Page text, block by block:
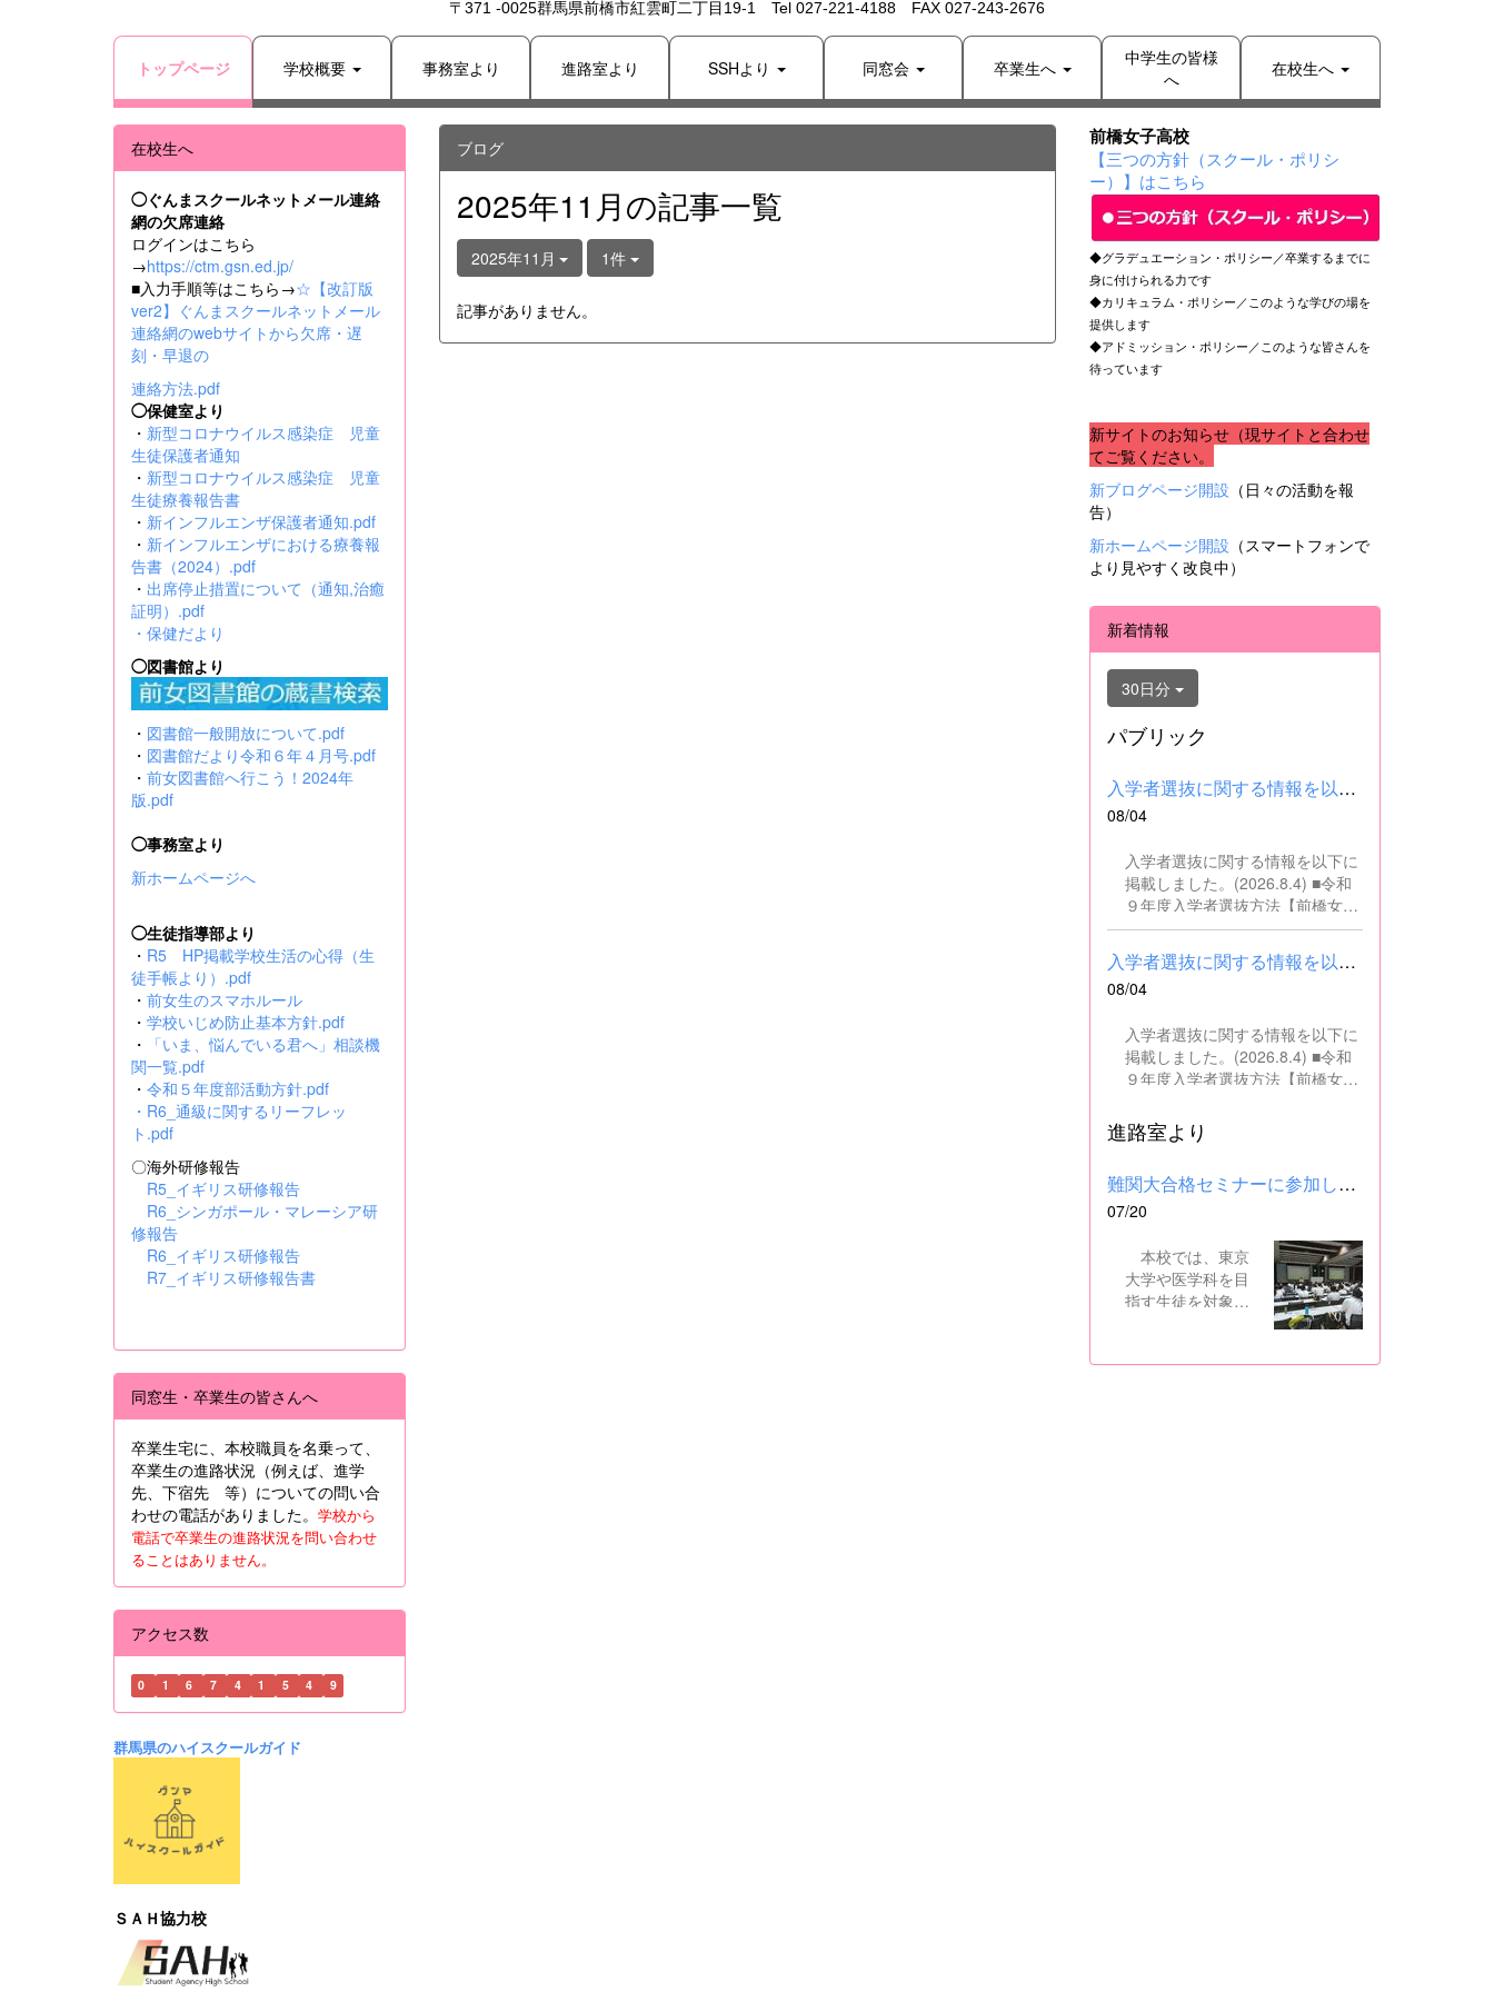
〒371 -0025群馬県前橋市紅雲町二丁目19-1 Tel 027-221-4188 FAX 027-243-2676
トップページ 学校概要 事務室より 進路室より SSHより 同窓会 卒業生へ
中学生の皆様
へ
在校生へ
ブログ
2025年11月の記事一覧
2025年11月 1件
記事がありません。
在校生へ
◯ぐんまスクールネットメール連絡
網の欠席連絡
ログインはこちら
→https://ctm.gsn.ed.jp/
■入力手順等はこちら→☆【改訂版
ver2】ぐんまスクールネットメール
連絡網のwebサイトから欠席・遅
刻・早退の
連絡方法.pdf
◯保健室より
・ 新型コロナウイルス感染症 児童
生徒保護者通知
・ 新型コロナウイルス感染症 児童
生徒療養報告書
・ 新インフルエンザ保護者通知.pdf
・ 新インフルエンザにおける療養報
告書（2024）.pdf
・ 出席停止措置について（通知,治癒
証明）.pdf
・ 保健だより
◯図書館より
・ 図書館一般開放について.pdf
・ 図書館だより令和６年４月号.pdf
・ 前女図書館へ行こう！2024年
版.pdf
◯事務室より
新ホームページへ
◯生徒指導部より
・ R5 HP掲載学校生活の心得（生
徒手帳より）.pdf
・ 前女生のスマホルール
・ 学校いじめ防止基本方針.pdf
・
「いま、悩んでいる君へ」相談機
関一覧.pdf
・ 令和５年度部活動方針.pdf
・ R6_通級に関するリーフレッ
ト.pdf
〇海外研修報告
R5_イギリス研修報告
R6_シンガポール・マレーシア研
修報告
R6_イギリス研修報告
R7_イギリス研修報告書
同窓生・卒業生の皆さんへ
卒業生宅に、本校職員を名乗って、
卒業生の進路状況（例えば、進学
先、下宿先 等）についての問い合
わせの電話がありました。 学校から
電話で卒業生の進路状況を問い合わせ
ることはありません。
アクセス数
0 1 6 7 4 1 5 4 9
群馬県のハイスクールガイド
ＳＡＨ協力校
前橋女子高校
【三つの方針（スクール・ポリシ
ー）】はこちら
◆グラデュエーション・ポリシー／卒業するまでに
身に付けられる力です
◆カリキュラム・ポリシー／このような学びの場を
提供します
◆アドミッション・ポリシー／このような皆さんを
待っています
新サイトのお知らせ（現サイトと合わせ
てご覧ください。
新ブログページ開設 （日々の活動を報
告）
新ホームページ開設 （スマートフォンで
より見やすく改良中）
新着情報
30日分
パブリック
入学者選抜に関する情報を以下に掲載しました。(2026.8.4) ■令和...
08/04
入学者選抜に関する情報を以下に
掲載しました。(2026.8.4) ■令和
９年度入学者選抜方法【前橋女子
高校】pdf はこちら ■群馬県教育
委員会webサイト 高校入試に関
するページはこちら
入学者選抜に関する情報を以下に掲載しました。(2026.8.4) ■令和...
08/04
入学者選抜に関する情報を以下に
掲載しました。(2026.8.4) ■令和
９年度入学者選抜方法【前橋女子
委員会webサイト 高校入試に関
するページはこちら
進路室より
難関大合格セミナーに参加しました
07/20
本校では、東京
大学や医学科を目
指す生徒を対象
格セミナーを行っ